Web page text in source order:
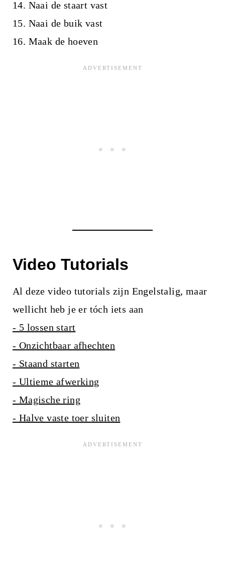
14. Naai de staart vast
15. Naai de buik vast
16. Maak de hoeven
Video Tutorials
Al deze video tutorials zijn Engelstalig, maar
wellicht heb je er tóch iets aan
- 5 lossen start
- Onzichtbaar afhechten
- Staand starten
- Ultieme afwerking
- Magische ring
- Halve vaste toer sluiten